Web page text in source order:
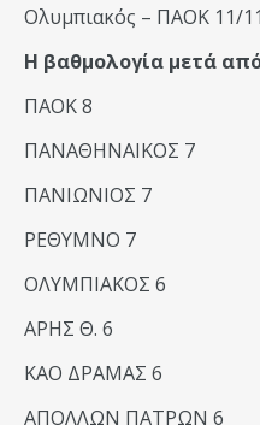
Ολυμπιακός – ΠΑΟΚ 11/
Η βαθμολογία μετά
ΠΑΟΚ 8
ΠΑΝΑΘΗΝΑΙΚΟΣ 7
ΠΑΝΙΩΝΙΟΣ 7
ΡΕΘΥΜΝΟ 7
ΟΛΥΜΠΙΑΚΟΣ 6
ΑΡΗΣ Θ. 6
ΚΑΟ ΔΡΑΜΑΣ 6
ΑΠΟΛΛΩΝ ΠΑΤΡΩΝ 6